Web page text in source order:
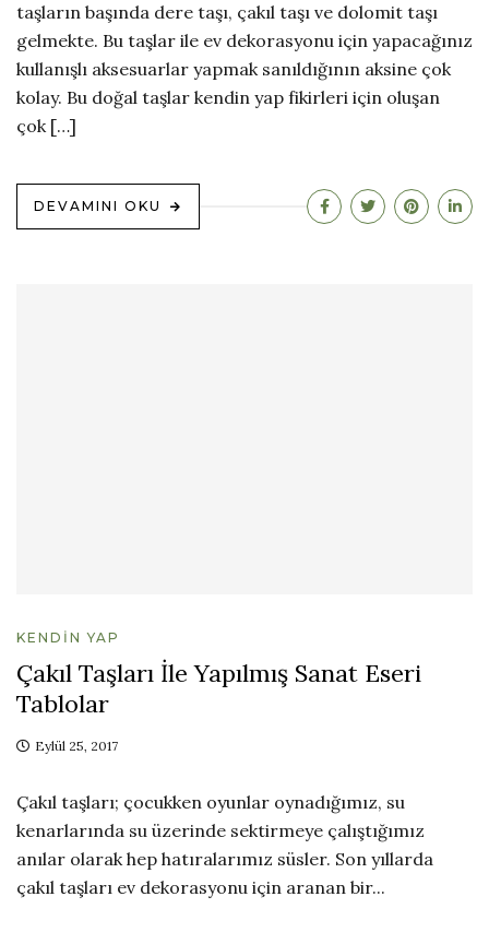
taşların başında dere taşı, çakıl taşı ve dolomit taşı
gelmekte. Bu taşlar ile ev dekorasyonu için yapacağınız
kullanışlı aksesuarlar yapmak sanıldığının aksine çok
kolay. Bu doğal taşlar kendin yap fikirleri için oluşan
çok […]
DEVAMINI OKU
KENDIN YAP
Çakıl Taşları İle Yapılmış Sanat Eseri
Tablolar
Eylül 25, 2017
Çakıl taşları; çocukken oyunlar oynadığımız, su
kenarlarında su üzerinde sektirmeye çalıştığımız
anılar olarak hep hatıralarımız süsler. Son yıllarda
çakıl taşları ev dekorasyonu için aranan bir...